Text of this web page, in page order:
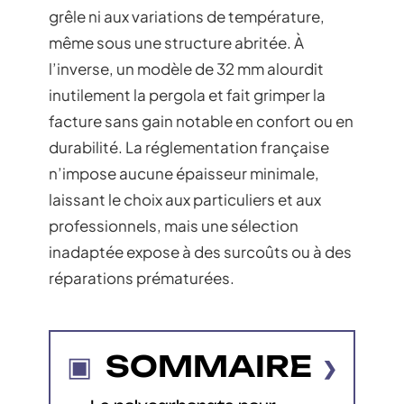
grêle ni aux variations de température,
même sous une structure abritée. À
l’inverse, un modèle de 32 mm alourdit
inutilement la pergola et fait grimper la
facture sans gain notable en confort ou en
durabilité. La réglementation française
n’impose aucune épaisseur minimale,
laissant le choix aux particuliers et aux
professionnels, mais une sélection
inadaptée expose à des surcoûts ou à des
réparations prématurées.
SOMMAIRE